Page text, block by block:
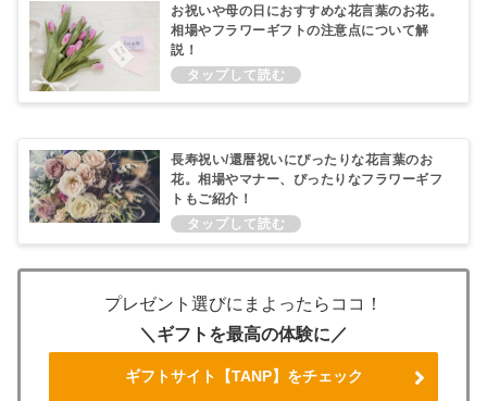
お祝いや母の日におすすめな花言葉のお花。
相場やフラワーギフトの注意点について解
説！
長寿祝い/還暦祝いにぴったりな花言葉のお
花。相場やマナー、ぴったりなフラワーギフ
トもご紹介！
プレゼント選びにまよったらココ！
＼ギフトを最高の体験に／
ギフトサイト【TANP】をチェック